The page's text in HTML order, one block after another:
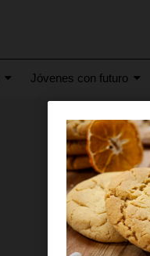
Jóvenes con futuro
mayo 2025